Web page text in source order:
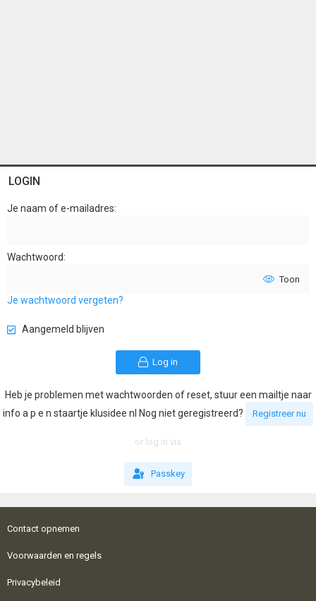
LOGIN
Je naam of e-mailadres
Wachtwoord
Toon
Je wachtwoord vergeten?
Aangemeld blijven
Log in
Heb je problemen met wachtwoorden of reset, stuur een mailtje naar
info a p e n staartje klusidee nl Nog niet geregistreerd?
Registreer nu
or log in via
Passkey
Contact opnemen
Voorwaarden en regels
Privacybeleid